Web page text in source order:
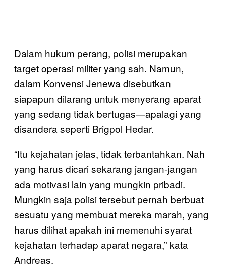
Dalam hukum perang, polisi merupakan
target operasi militer yang sah. Namun,
dalam Konvensi Jenewa disebutkan
siapapun dilarang untuk menyerang aparat
yang sedang tidak bertugas—apalagi yang
disandera seperti Brigpol Hedar.
“Itu kejahatan jelas, tidak terbantahkan. Nah
yang harus dicari sekarang jangan-jangan
ada motivasi lain yang mungkin pribadi.
Mungkin saja polisi tersebut pernah berbuat
sesuatu yang membuat mereka marah, yang
harus dilihat apakah ini memenuhi syarat
kejahatan terhadap aparat negara,” kata
Andreas.